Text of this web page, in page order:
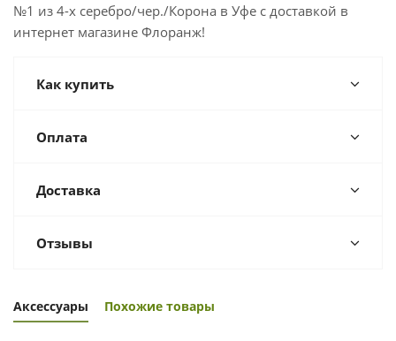
№1 из 4-х серебро/чер./Корона в Уфе с доставкой в
интернет магазине Флоранж!
Как купить
Оплата
Доставка
Отзывы
Аксессуары Похожие товары